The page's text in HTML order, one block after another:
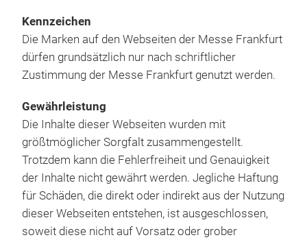
Kennzeichen
Die Marken auf den Webseiten der Messe Frankfurt
dürfen grundsätzlich nur nach schriftlicher
Zustimmung der Messe Frankfurt genutzt werden.
Gewährleistung
Die Inhalte dieser Webseiten wurden mit
größtmöglicher Sorgfalt zusammengestellt.
Trotzdem kann die Fehlerfreiheit und Genauigkeit
der Inhalte nicht gewährt werden. Jegliche Haftung
für Schäden, die direkt oder indirekt aus der Nutzung
dieser Webseiten entstehen, ist ausgeschlossen,
soweit diese nicht auf Vorsatz oder grober